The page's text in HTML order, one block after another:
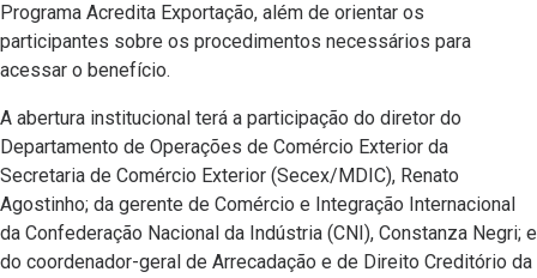
Programa Acredita Exportação, além de orientar os
participantes sobre os procedimentos necessários para
acessar o benefício.
A abertura institucional terá a participação do diretor do
Departamento de Operações de Comércio Exterior da
Secretaria de Comércio Exterior (Secex/MDIC), Renato
Agostinho; da gerente de Comércio e Integração Internacional
da Confederação Nacional da Indústria (CNI), Constanza Negri; e
do coordenador-geral de Arrecadação e de Direito Creditório da